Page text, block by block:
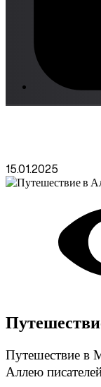
15.01.2025
Путешествие в
Аллею